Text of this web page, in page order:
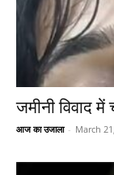
जमीनी विवाद
आज का उजाला - March